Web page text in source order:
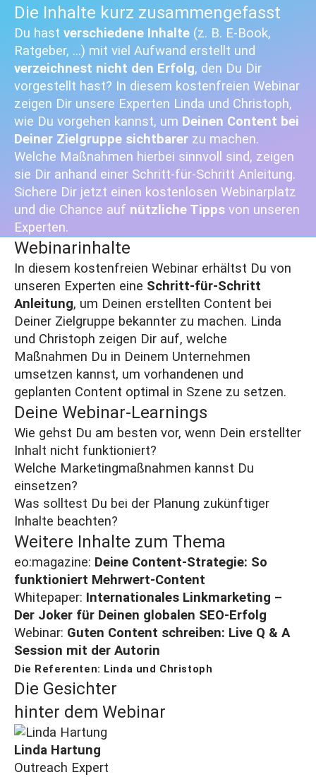
Die Inhalte kurz zusammengefasst
Du hast verschiedene Inhalte (z. B. E-Book,
Ratgeber, …) mit viel Aufwand erstellt und
verzeichnest nicht den Erfolg, den Du Dir
vorgestellt hast? In diesem kostenfreien Webinar
zeigen Dir unsere Experten Linda und Christoph,
wie Du vorgehen kannst, um Deinen Content bei
Deiner Zielgruppe sichtbarer zu machen.
Welche Maßnahmen hierbei sinnvoll sind, zeigen
sie Dir anhand einer Schritt-für-Schritt Anleitung.
Sichere Dir jetzt einen kostenlosen Webinarplatz
und die Chance auf nützliche Tipps von unseren
Experten.
Webinarinhalte
In diesem kostenfreien Webinar erhältst Du von
unseren Experten eine Schritt-für-Schritt
Anleitung, um Deinen erstellten Content bei
Deiner Zielgruppe bekannter zu machen. Linda
und Christoph zeigen Dir auf, welche
Maßnahmen Du in Deinem Unternehmen
umsetzen kannst, um vorhandenen und
geplanten Content optimal in Szene zu setzen.
Deine Webinar-Learnings
Wie gehst Du am besten vor, wenn Dein erstellter
Inhalt nicht funktioniert?
Welche Marketingmaßnahmen kannst Du
einsetzen?
Was solltest Du bei der Planung zukünftiger
Inhalte beachten?
Weitere Inhalte zum Thema
eo:magazine: Deine Content-Strategie: So
funktioniert Mehrwert-Content
Whitepaper: Internationales Linkmarketing –
Der Joker für Deinen globalen SEO-Erfolg
Webinar: Guten Content schreiben: Live Q & A
Session mit der Autorin
Die Referenten: Linda und Christoph
Die Gesichter
hinter dem Webinar
Linda Hartung
Outreach Expert